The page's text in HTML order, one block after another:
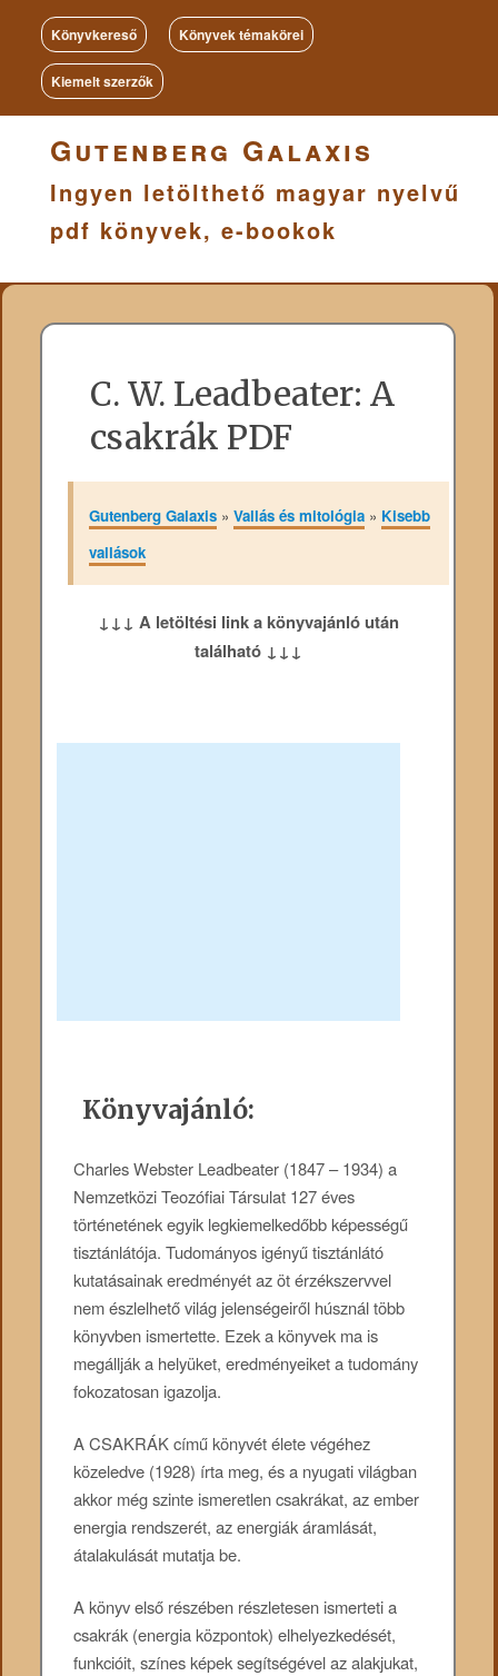
Könyvkereső Könyvek témakörei
Kiemelt szerzők
Gutenberg Galaxis
Ingyen letölthető magyar nyelvű
pdf könyvek, e-bookok
C. W. Leadbeater: A
csakrák PDF
Gutenberg Galaxis» Vallás és mitológia» Kisebb
vallások
↓↓↓ A letöltési link a könyvajánló után
található ↓↓↓
Könyvajánló:
Charles Webster Leadbeater (1847 – 1934) a
Nemzetközi Teozófiai Társulat 127 éves
történetének egyik legkiemelkedőbb képességű
tisztánlátója. Tudományos igényű tisztánlátó
kutatásainak eredményét az öt érzékszervvel
nem észlelhető világ jelenségeiről húsznál több
könyvben ismertette. Ezek a könyvek ma is
megállják a helyüket, eredményeiket a tudomány
fokozatosan igazolja.
A CSAKRÁK című könyvét élete végéhez
közeledve (1928) írta meg, és a nyugati világban
akkor még szinte ismeretlen csakrákat, az ember
energia rendszerét, az energiák áramlását,
átalakulását mutatja be.
A könyv első részében részletesen ismerteti a
csakrák (energia központok) elhelyezkedését,
funkcióit, színes képek segítségével az alakjukat,